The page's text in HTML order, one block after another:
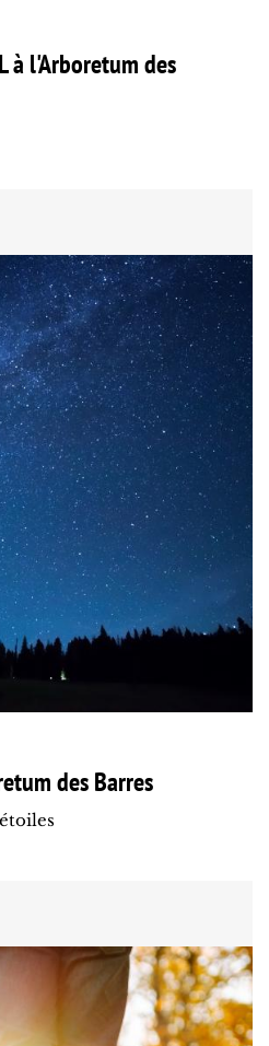
à l'Arboretum des
des Barres